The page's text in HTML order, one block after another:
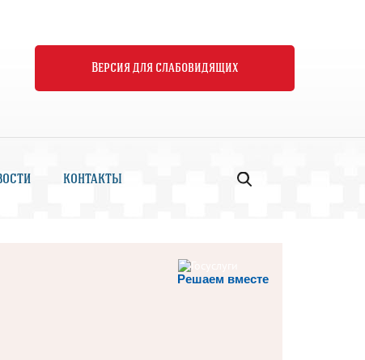
Версия для слабовидящих
КОНТАКТЫ
Решаем вместе